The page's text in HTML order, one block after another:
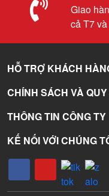
Giao
cả T7
HỖ TRỢ KHÁCH
CHÍNH SÁCH VÀ
THÔNG TIN CÔNG TY
KẾ NỐI VỚI CHÚNG